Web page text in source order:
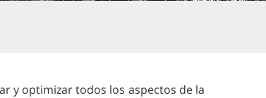
y optimizar todos los aspectos de la